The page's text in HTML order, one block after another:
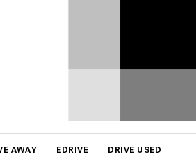
AWAY EDRIVE DRIVE USED